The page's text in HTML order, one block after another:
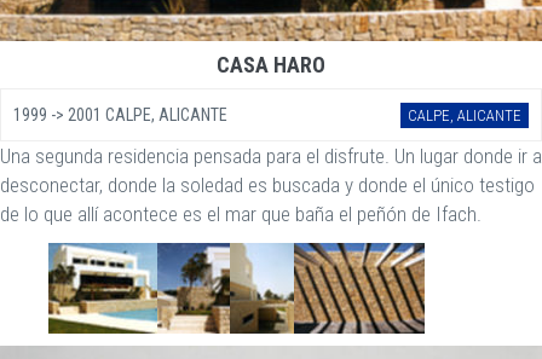
CASA HARO
1999 -> 2001 CALPE, ALICANTE CALPE, ALICANTE
Una segunda residencia pensada para el disfrute. Un lugar donde ir a
desconectar, donde la soledad es buscada y donde el único testigo
de lo que allí acontece es el mar que baña el peñón de Ifach.